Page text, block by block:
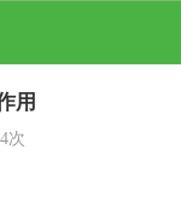
用
次